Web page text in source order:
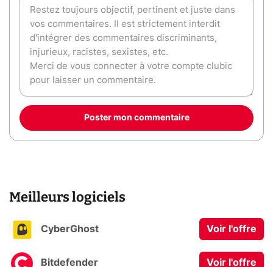
Poster mon commentaire
Meilleurs logiciels
CyberGhost Voir l'offre
Bitdefender Voir l'offre